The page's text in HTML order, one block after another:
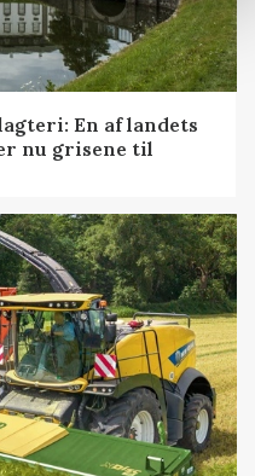
En af landets
nu grisene til